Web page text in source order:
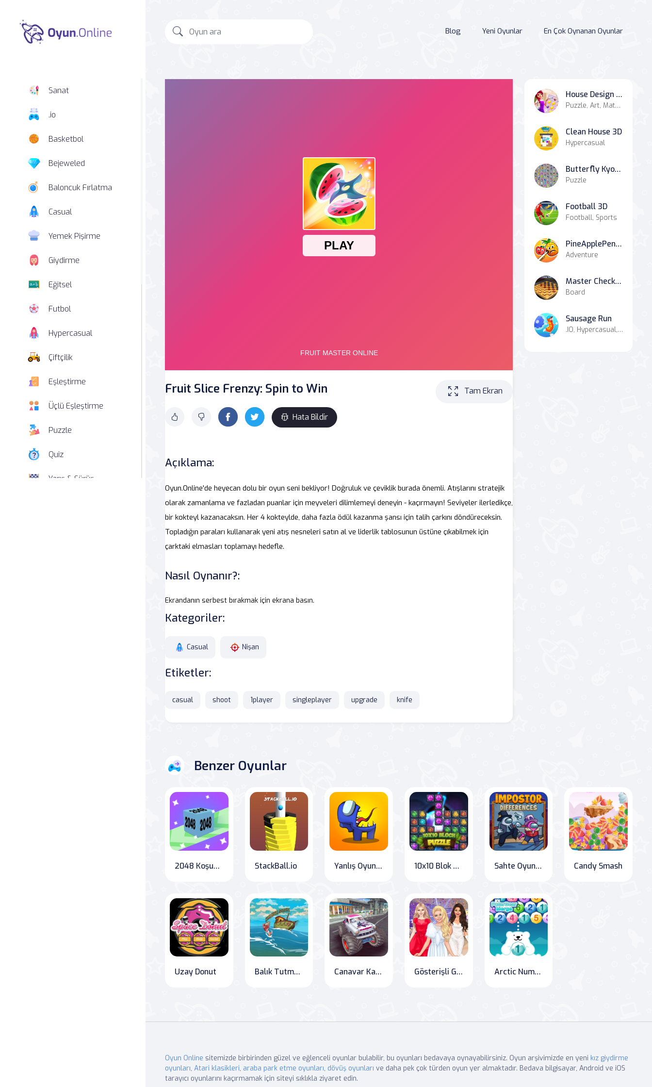
Sanat
.io
Basketbol
Bejeweled
Baloncuk Fırlatma
Casual
Yemek Pişirme
Giydirme
Eğitsel
Futbol
Hypercasual
Çiftçilik
Eşleştirme
Üçlü Eşleştirme
Puzzle
Quiz
Yarış & Sürüş
Blog Yeni Oyunlar En Çok Oynanan Oyunlar
Fruit Slice Frenzy: Spin to Win
Hata Bildir
Tam Ekran
Açıklama:
Oyun.Online'de heyecan dolu bir oyun seni bekliyor! Doğruluk ve çeviklik burada önemli. Atışlarını stratejik
olarak zamanlama ve fazladan puanlar için meyveleri dilimlemeyi deneyin - kaçırmayın! Seviyeler ilerledikçe,
bir kokteyl kazanacaksın. Her 4 kokteylde, daha fazla ödül kazanma şansı için talih çarkını döndüreceksin.
Topladığın paraları kullanarak yeni atış nesneleri satın al ve liderlik tablosunun üstüne çıkabilmek için
çarktaki elmasları toplamayı hedefle.
Nasıl Oynanır?:
Ekrandanın serbest bırakmak için ekrana basın.
Kategoriler:
Casual Nişan
Etiketler:
casual shoot 1player singleplayer upgrade knife
House Design Match 3
Puzzle, Art, Match-3
Clean House 3D
Hypercasual
Butterfly Kyodai Deluxe
Puzzle
Football 3D
Football, Sports
PineApplePen Deluxe
Adventure
Master Checkers Multiplayer
Board
Sausage Run
.IO, Hypercasual, Agility, Casual
Benzer Oyunlar
2048 Koşucusu StackBall.io Yanlış Oyuncular Arasında 10x10 Blok Bulmaca Sahte Oyuncu Farkları Candy Smash
Uzay Donut Balık Tutma Çılgınlığı Canavar Kamyon Şovlar Ücretsiz Jeep Yarış Oyunları Gösterişli Giydirme - Kızlar Oyunları Arctic Number Merge: Ice Blast
Oyun Online sitemizde birbirinden güzel ve eğlenceli oyunlar bulabilir, bu oyunları bedavaya oynayabilirsiniz. Oyun arşivimizde en yeni kız giydirme
oyunları, Atari klasikleri, araba park etme oyunları, dövüş oyunları ve daha pek çok türden oyun yer almaktadır. Bedava bilgisayar, Android ve iOS
tarayıcı oyunlarını kaçırmamak için siteyi sıklıkla ziyaret edin.